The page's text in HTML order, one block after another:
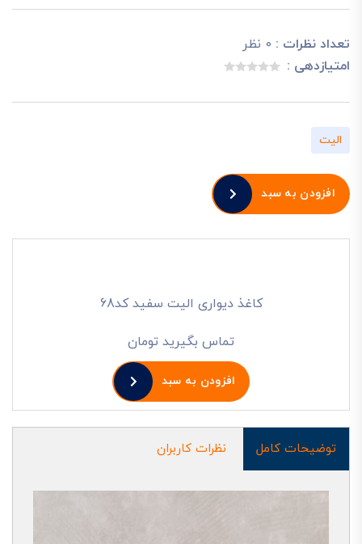
تعداد نظرات : 0 نظر
امتیازدهی :
الیت
افزودن به سبد
کاغذ دیواری الیت سفید کد68
تماس بگیرید تومان
افزودن به سبد
توضیحات کامل نظرات کاربران